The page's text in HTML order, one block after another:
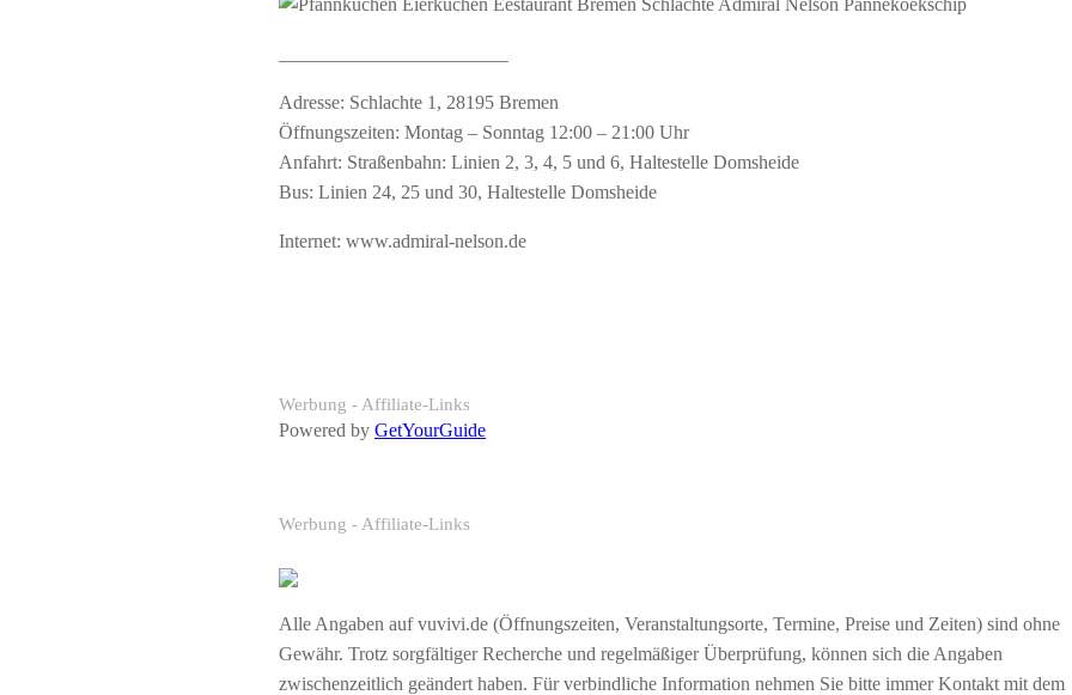
Adresse: Schlachte 1, 28195 Bremen
Öffnungszeiten: Montag – Sonntag 12:00 – 21:00 Uhr
Anfahrt: Straßenbahn: Linien 2, 3, 4, 5 und 6, Haltestelle Domsheide
Bus: Linien 24, 25 und 30, Haltestelle Domsheide
Internet: www.admiral-nelson.de
Werbung - Affiliate-Links
Powered by GetYourGuide
Werbung - Affiliate-Links
Alle Angaben auf vuvivi.de (Öffnungszeiten, Veranstaltungsorte, Termine, Preise und Zeiten) sind ohne
Gewähr. Trotz sorgfältiger Recherche und regelmäßiger Überprüfung, können sich die Angaben
zwischenzeitlich geändert haben. Für verbindliche Information nehmen Sie bitte immer Kontakt mit dem